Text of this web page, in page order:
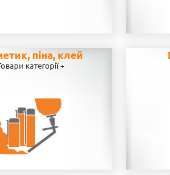
піна, клей
категорії +